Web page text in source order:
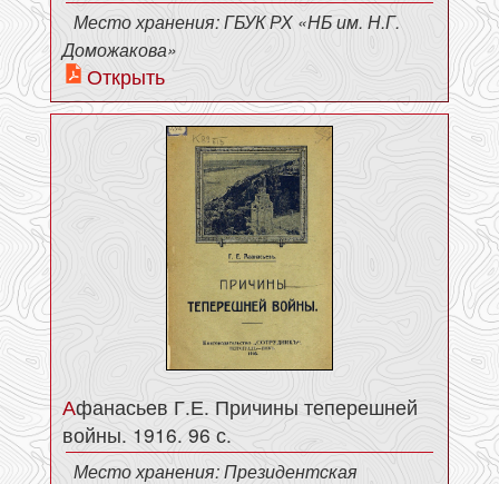
Место хранения: ГБУК РХ «НБ им. Н.Г.
Доможакова»
Открыть
Афанасьев Г.Е. Причины теперешней
войны. 1916. 96 с.
Место хранения: Президентская